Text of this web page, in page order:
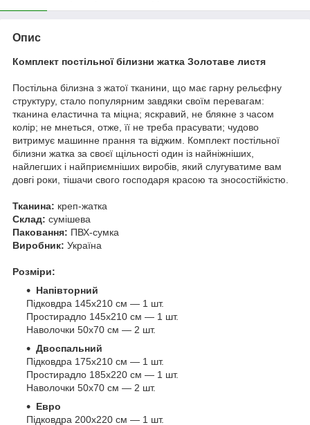
Опис
Комплект постільної білизни жатка Золотаве листя
Постільна білизна з жатої тканини, що має гарну рельєфну
структуру, стало популярним завдяки своїм перевагам:
тканина еластична та міцна; яскравий, не блякне з часом
колір; не мнеться, отже, її не треба прасувати; чудово
витримує машинне прання та віджим. Комплект постільної
білизни жатка за своєї щільності один із найніжніших,
найлегших і найприємніших виробів, який слугуватиме вам
довгі роки, тішачи свого господаря красою та зносостійкістю.
Тканина: креп-жатка
Склад: сумішева
Паковання: ПВХ-сумка
Виробник: Україна
Розміри:
Напівторний
Підковдра 145х210 см — 1 шт.
Простирадло 145х210 см — 1 шт.
Наволочки 50х70 см — 2 шт.
Двоспальний
Підковдра 175х210 см — 1 шт.
Простирадло 185х220 см — 1 шт.
Наволочки 50х70 см — 2 шт.
Евро
Підковдра 200х220 см — 1 шт.